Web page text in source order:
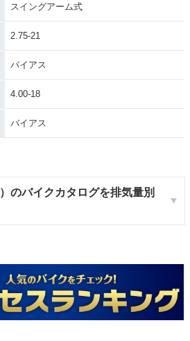
スイングアーム式
2.75-21
バイアス
4.00-18
バイアス
のバイクカタログを排気量別